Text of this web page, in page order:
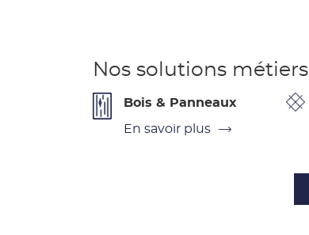
Nos solutions métiers
Bois & Panneaux
En savoir plus